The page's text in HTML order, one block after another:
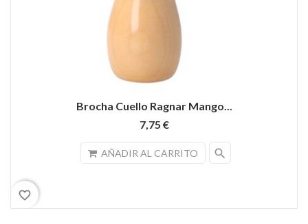
Brocha Cuello Ragnar Mango...
7,75 €
AÑADIR AL CARRITO search
favorite_border